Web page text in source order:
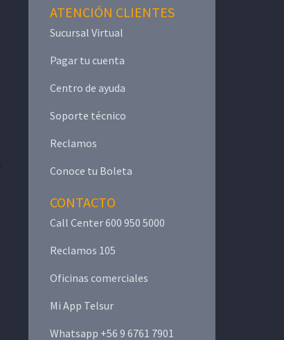
ATENCIÓN CLIENTES
Sucursal Virtual
Pagar tu cuenta
Centro de ayuda
Soporte técnico
Reclamos
Conoce tu Boleta
CONTACTO
Call Center 600 950 5000
Reclamos 105
Oficinas comerciales
Mi App Telsur
Whatsapp +56 9 6761 7901